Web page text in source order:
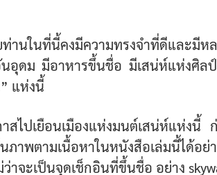
ท่านในที่นี้คงมีความทรงจำที่ดีและมี
อุดม มีอาหารขึ้นชื่อ มีเสน่ห์แห่งศิ
แห่งนี้
าสไปเยือนเมืองแห่งมนต์เสน่ห์แห่ง
ภาพตามเนื้อหาในหนังสือเล่มนี้ได้อ
จะเป็นจุดเช็กอินที่ขึ้นชื่อ อย่าง